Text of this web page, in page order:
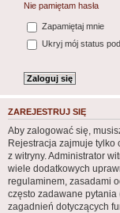
Nie pamiętam hasła
Zapamiętaj mnie
Ukryj mój status
ZAREJESTRUJ SIĘ
Aby zalogować się,
Rejestracja zajmuje tylko
z witryny. Administrator
wiele dodatkowych
regulaminem, zasadami
często zadawane
zagadnień dotyczących